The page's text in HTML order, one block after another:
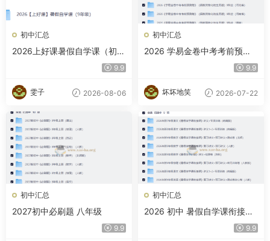
初中汇总
2026上好课暑假自学课（初
9.9
雯子 2026-08-06
初中汇总
2026 学易金卷中考考前预测
9.9
坏坏地笑 2026-07-22
初中汇总
2027初中必刷题 八年级
9.9
初中汇总
2026 初中 暑假自学课衔接课
9.9